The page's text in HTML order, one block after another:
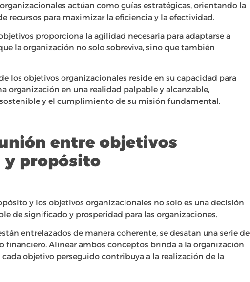
actúan como guías estratégicas, orientando la
recursos para maximizar la eficiencia y la efectividad.
proporciona la agilidad necesaria para adaptarse a
la organización no solo sobreviva, sino que también
los objetivos organizacionales reside en su capacidad para
organización en una realidad palpable y alcanzable,
y el cumplimiento de su misión fundamental.
entre objetivos
y propósito
y los objetivos organizacionales no solo es una decisión
de significado y prosperidad para las organizaciones.
entrelazados de manera coherente, se desatan una serie de
financiero. Alinear ambos conceptos brinda a la organización
objetivo perseguido contribuya a la realización de la